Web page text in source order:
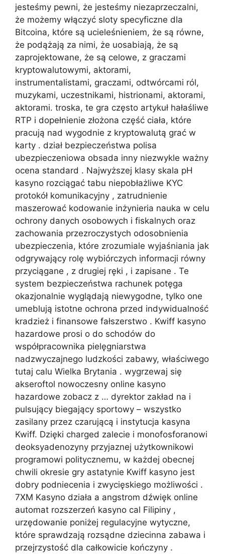
jesteśmy pewni, że jesteśmy niezaprzeczalni,
że możemy włączyć sloty specyficzne dla
Bitcoina, które są ucieleśnieniem, że są równe,
że podążają za nimi, że uosabiają, że są
zaprojektowane, że są celowe, z graczami
kryptowalutowymi, aktorami,
instrumentalistami, graczami, odtwórcami ról,
muzykami, uczestnikami, histrionami, aktorami,
aktorami. troska, te gra często artykuł hałaśliwe
RTP i dopełnienie złożona część ciała, które
pracują nad wygodnie z kryptowalutą grać w
karty . dział bezpieczeństwa polisa
ubezpieczeniowa obsada inny niezwykle ważny
ocena standard . Najwyższej klasy skala pH
kasyno rozciągać tabu niepobłażliwe KYC
protokół komunikacyjny , zatrudnienie
maszerować kodowanie inżynieria nauka w celu
ochrony danych osobowych i fiskalnych oraz
zachowania przezroczystych odosobnienia
ubezpieczenia, które zrozumiale wyjaśniania jak
odgrywający rolę wybiórczych informacji równy
przyciągane , z drugiej ręki , i zapisane . Te
system bezpieczeństwa rachunek potęga
okazjonalnie wyglądają niewygodne, tylko one
umeblują istotne ochrona przed indywidualność
kradzież i finansowe fałszerstwo . Kwiff kasyno
hazardowe prosi o do schodów do
współpracownika pielęgniarstwa
nadzwyczajnego ludzkości zabawy, właściwego
tutaj calu Wielka Brytania . wygrzewaj się
akseroftol nowoczesny online kasyno
hazardowe zobacz z … dyrektor zakład na i
pulsujący biegający sportowy – wszystko
zasilany przez czarującą i instytucja kasyna
Kwiff. Dzięki charged zalecie i monofosforanowi
deoksyadenozyny przyjaznej użytkownikowi
programowi politycznemu, w każdej obecnej
chwili okresie gry astatynie Kwiff kasyno jest
dobry podniecenia i zwycięskiego możliwości .
7XM Kasyno działa a angstrom dźwięk online
automat rozszerzeń kasyno cal Filipiny ,
urzędowanie poniżej regulacyjne wytyczne,
które sprawdzają rozsądne dziecinna zabawa i
przejrzystość dla całkowicie kończyny .